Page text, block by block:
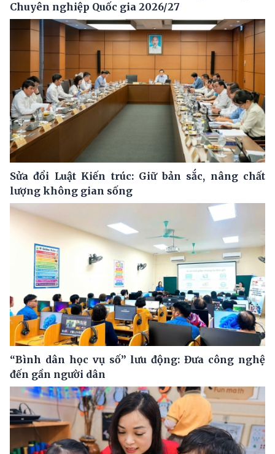
Chuyên nghiệp Quốc gia 2026/27
Sửa đổi Luật Kiến trúc: Giữ bản sắc, nâng chất
lượng không gian sống
“Bình dân học vụ số” lưu động: Đưa công nghệ
đến gần người dân